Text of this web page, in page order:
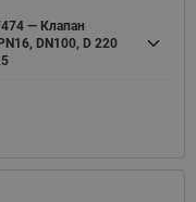
— Клапан
DN100, D 220